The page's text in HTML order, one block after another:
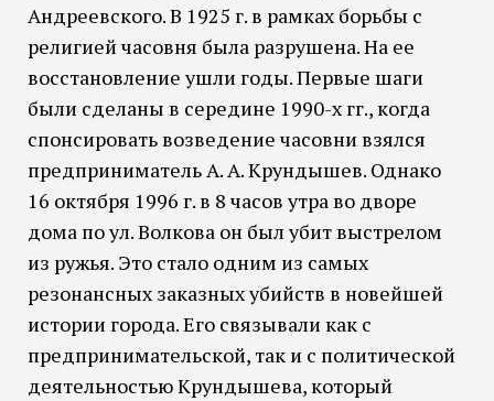
Андреевского. В 1925 г. в рамках борьбы с
религией часовня была разрушена. На ее
восстановление ушли годы. Первые шаги
были сделаны в середине 1990-х гг., когда
спонсировать возведение часовни взялся
предприниматель А. А. Крундышев. Однако
16 октября 1996 г. в 8 часов утра во дворе
дома по ул. Волкова он был убит выстрелом
из ружья. Это стало одним из самых
резонансных заказных убийств в новейшей
истории города. Его связывали как с
предпринимательской, так и с политической
деятельностью Крундышева, который